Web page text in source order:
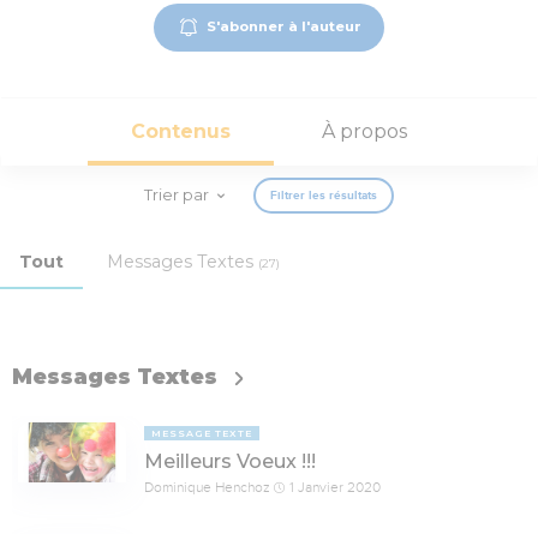
S'abonner à l'auteur
Contenus À propos
Trier par Filtrer les résultats
Tout Messages Textes (27)
Messages Textes
MESSAGE TEXTE
Meilleurs Voeux !!!
Dominique Henchoz 1 Janvier 2020